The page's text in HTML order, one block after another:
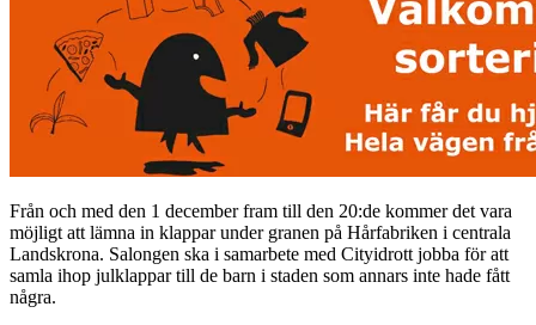
Från och med den 1 december fram till den 20:de kommer det vara
möjligt att lämna in klappar under granen på Hårfabriken i centrala
Landskrona. Salongen ska i samarbete med Cityidrott jobba för att
samla ihop julklappar till de barn i staden som annars inte hade fått
några.